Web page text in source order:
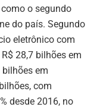
o segundo
do país. Segundo
eletrônico com
28,7 bilhões em
em
com
desde 2016, no